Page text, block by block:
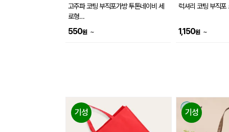
고주파 코팅 부직포가방 투톤네이비 세
로형
(320*380*110mm)
550원 ~
럭셔리 코팅 부직포
1,150원 ~
기성 기성